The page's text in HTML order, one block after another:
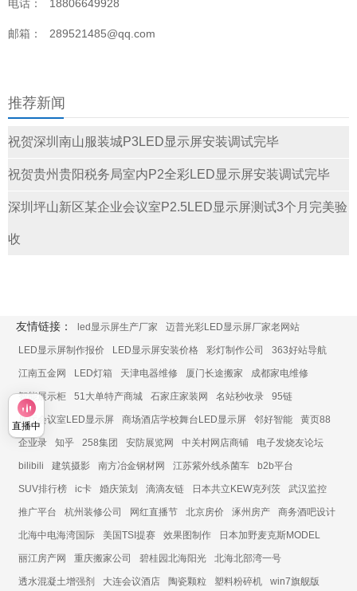
电话： 18806649928
邮箱： 289521485@qq.com
推荐新闻
祝贺深圳南山服装城P3LED显示屏安装调试完毕
祝贺贵州贵阳税务局室内P2全彩LED显示屏安装调试完毕
深圳坪山新区某企业会议室P2.5LED显示屏测试3个月完美验
收
友情链接： led显示屏生产厂家 迈普光彩LED显示屏厂家老网站
LED显示屏制作报价 LED显示屏安装价格 彩灯制作公司 363好站导航
江南五金网 LED灯箱 天津电器维修 厦门长途搬家 成都家电维修
智能展示柜 51大单特产商城 石家庄家装网 名站秒收录 95链
展厅会议室LED显示屏 商场酒店学校舞台LED显示屏 邻好智能 黄页88
企业录 知乎 258集团 安防展览网 中关村网店商铺 电子发烧友论坛
bilibili 建筑摄影 南方冶金钢材网 江苏紫外线杀菌车 b2b平台
SUV排行榜 ic卡 婚庆策划 滴滴友链 日本共立KEW克列茨 武汉监控
推广平台 杭州装修公司 网红直播节 北京房价 涿州房产 商务酒吧设计
北海中电海湾国际 美国TSI提赛 效果图制作 日本加野麦克斯MODEL
丽江房产网 重庆搬家公司 碧桂园北海阳光 北海北部湾一号
透水混凝土增强剂 大连会议酒店 陶瓷颗粒 塑料粉碎机 win7旗舰版
直播中